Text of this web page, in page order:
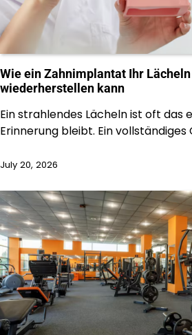
Wie ein Zahnimplantat Ihr
wiederherstellen kann
Ein strahlendes Lächeln ist oft das
Erinnerung bleibt. Ein vollständiges
July 20, 2026